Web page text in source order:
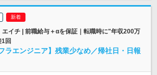
イチ | 前職給与＋αを保証｜転職時に"年収200万
回
ラエンジニア】残業少なめ／帰社日・日報